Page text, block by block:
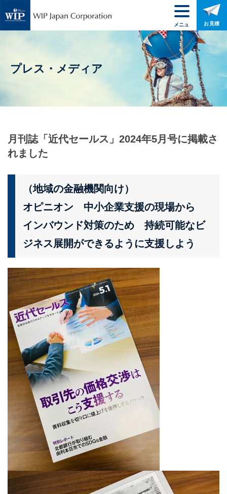
プレス・メディア
月刊誌「近代セールス」2024年5月号に掲載さ
れました
（地域の金融機関向け）
オピニオン 中小企業支援の現場から
インバウンド対策のため 持続可能なビ
ジネス展開ができるように支援しよう
メニュ
ー
お見積